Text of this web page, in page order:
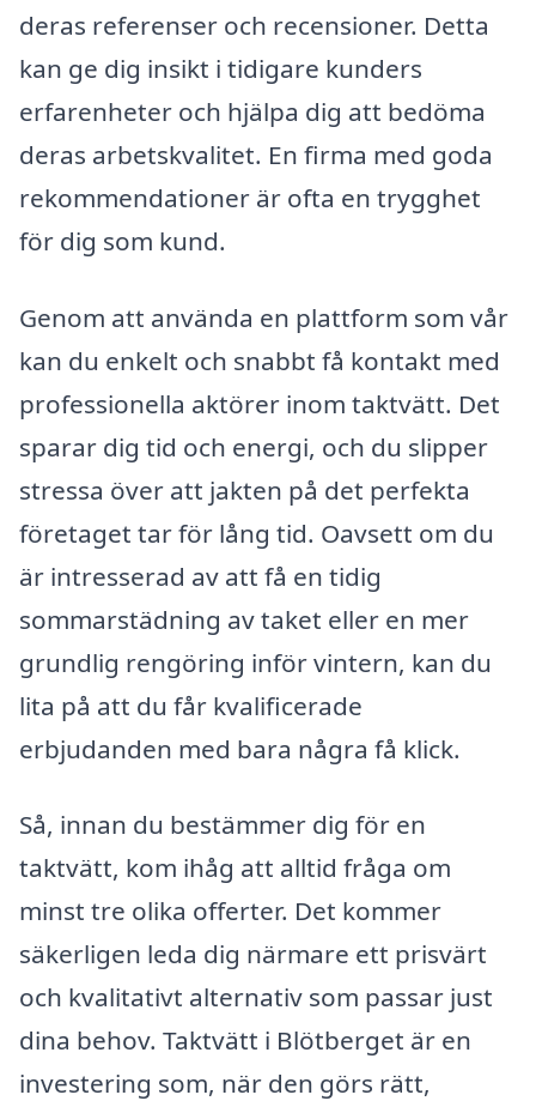
deras referenser och recensioner. Detta
kan ge dig insikt i tidigare kunders
erfarenheter och hjälpa dig att bedöma
deras arbetskvalitet. En firma med goda
rekommendationer är ofta en trygghet
för dig som kund.
Genom att använda en plattform som vår
kan du enkelt och snabbt få kontakt med
professionella aktörer inom taktvätt. Det
sparar dig tid och energi, och du slipper
stressa över att jakten på det perfekta
företaget tar för lång tid. Oavsett om du
är intresserad av att få en tidig
sommarstädning av taket eller en mer
grundlig rengöring inför vintern, kan du
lita på att du får kvalificerade
erbjudanden med bara några få klick.
Så, innan du bestämmer dig för en
taktvätt, kom ihåg att alltid fråga om
minst tre olika offerter. Det kommer
säkerligen leda dig närmare ett prisvärt
och kvalitativt alternativ som passar just
dina behov. Taktvätt i Blötberget är en
investering som, när den görs rätt,